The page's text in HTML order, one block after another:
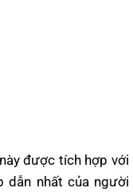
được tích hợp với
dẫn nhất của người